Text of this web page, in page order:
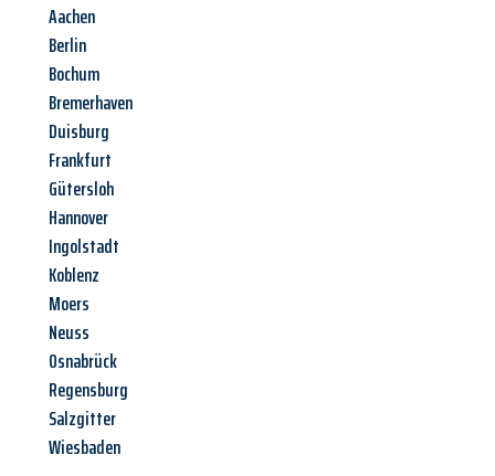
Aachen
Berlin
Bochum
Bremerhaven
Duisburg
Frankfurt
Gütersloh
Hannover
Ingolstadt
Koblenz
Moers
Neuss
Osnabrück
Regensburg
Salzgitter
Wiesbaden